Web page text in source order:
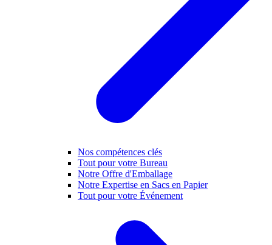
Nos compétences clés
Tout pour votre Bureau
Notre Offre d'Emballage
Notre Expertise en Sacs en Papier
Tout pour votre Événement